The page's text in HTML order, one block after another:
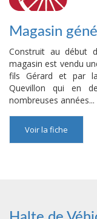
Magasin
Construit au début
magasin est vendu
fils Gérard et par
Quevillon qui en
nombreuses années...
Voir la fiche